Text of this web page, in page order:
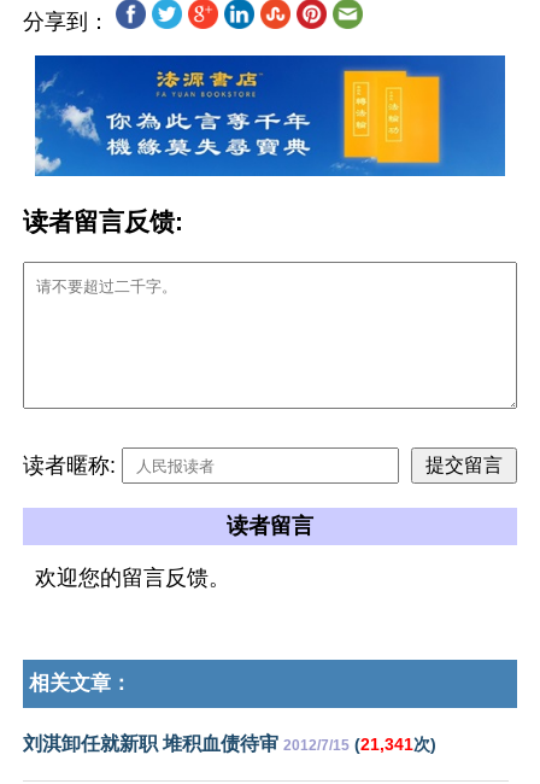
分享到：
读者留言反馈:
读者暱称:
读者留言
欢迎您的留言反馈。
相关文章：
刘淇卸任就新职 堆积血债待审 2012/7/15 (21,341次)